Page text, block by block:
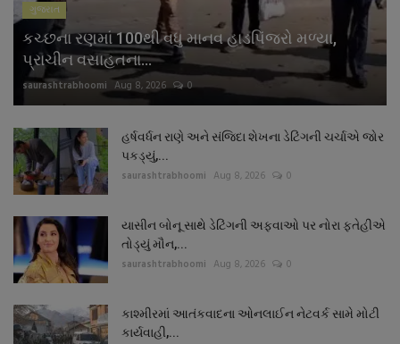
ગુજરાત
કચ્છના રણમાં 100થી વધુ માનવ હાડપિંજરો મળ્યા,
પ્રાચીન વસાહતના...
saurashtrabhoomi Aug 8, 2026 0
હર્ષવર્ધન રાણે અને સંજિદા શેખના ડેટિંગની ચર્ચાએ જોર
પકડ્યું,...
saurashtrabhoomi Aug 8, 2026 0
યાસીન બોનૂ સાથે ડેટિંગની અફવાઓ પર નોરા ફતેહીએ
તોડ્યું મૌન,...
saurashtrabhoomi Aug 8, 2026 0
કાશ્મીરમાં આતંકવાદના ઓનલાઈન નેટવર્ક સામે મોટી
કાર્યવાહી,...